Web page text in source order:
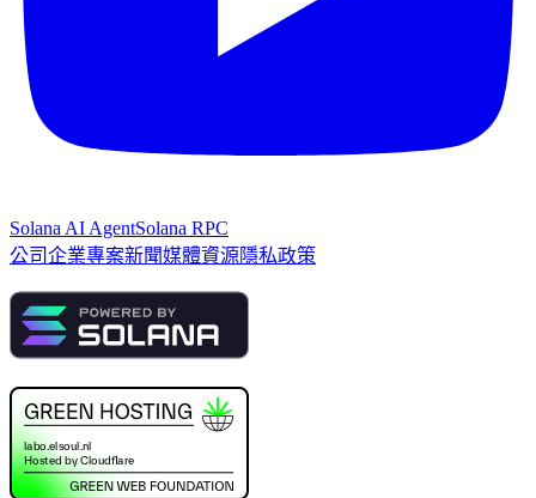
Solana AI AgentSolana RPC
公司企業專案新聞媒體資源隱私政策